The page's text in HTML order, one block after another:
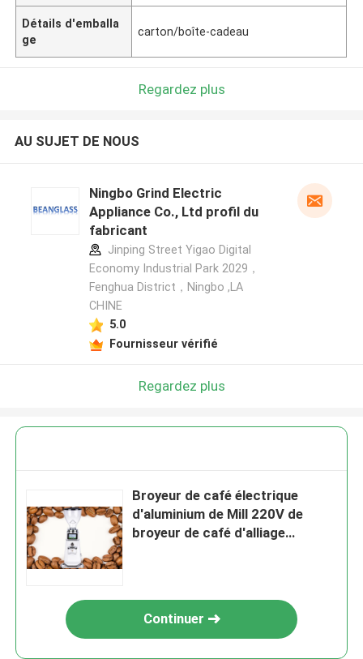
Détails d'emballa
ge
carton/boîte-cadeau
Regardez plus
AU SUJET DE NOUS
Ningbo Grind Electric
Appliance Co., Ltd profil du
fabricant
Jinping Street Yigao Digital
Economy Industrial Park 2029，
Fenghua District，Ningbo ,LA
CHINE
5.0
Fournisseur vérifié
Regardez plus
Broyeur de café électrique
d'aluminium de Mill 220V de
broyeur de café d'alliage
Continuer